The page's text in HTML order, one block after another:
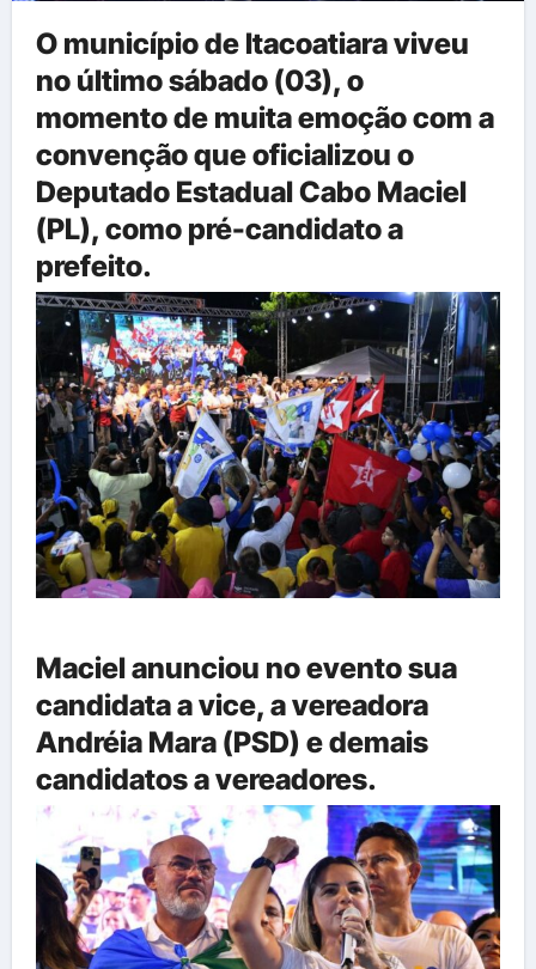
O município de Itacoatiara viveu
no último sábado (03), o
momento de muita emoção com a
convenção que oficializou o
Deputado Estadual Cabo Maciel
(PL), como pré-candidato a
prefeito.
Maciel anunciou no evento sua
candidata a vice, a vereadora
Andréia Mara (PSD) e demais
candidatos a vereadores.